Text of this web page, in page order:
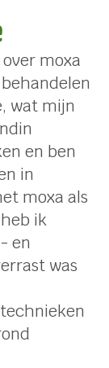
moxa
wat mijn
en ben
in
moxa als
ik
en
was